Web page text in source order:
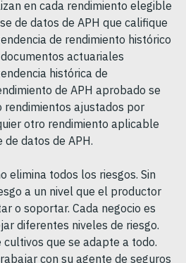
en cada rendimiento elegible
de datos de APH que califique
de rendimiento histórico
actuariales
histórica de
de APH aprobado se
rendimientos ajustados por
otro rendimiento aplicable
datos de APH.
elimina todos los riesgos. Sin
a un nivel que el productor
o soportar. Cada negocio es
diferentes niveles de riesgo.
cultivos que se adapte a todo.
con su agente de seguros